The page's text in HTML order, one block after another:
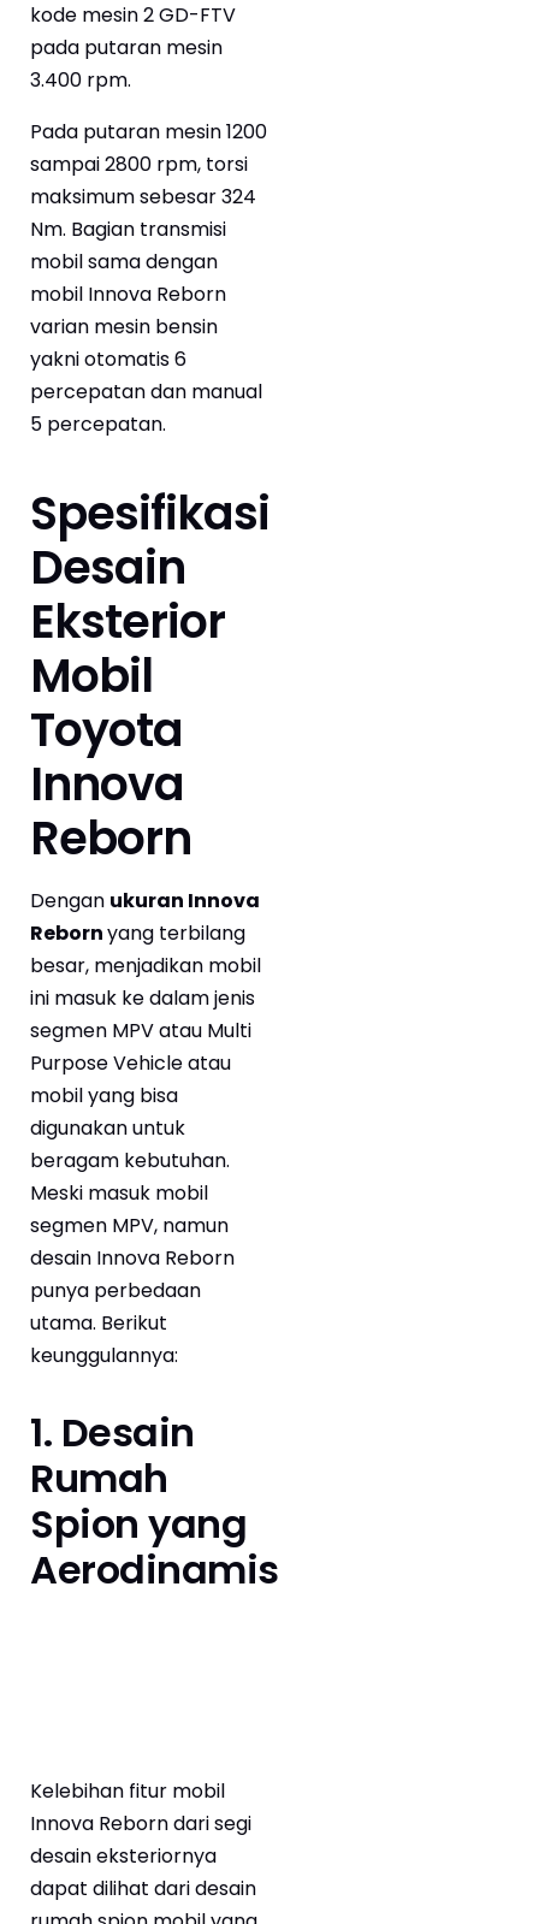
kode mesin 2 GD-FTV
pada putaran mesin
3.400 rpm.
Pada putaran mesin 1200
sampai 2800 rpm, torsi
maksimum sebesar 324
Nm. Bagian transmisi
mobil sama dengan
mobil Innova Reborn
varian mesin bensin
yakni otomatis 6
percepatan dan manual
5 percepatan.
Spesifikasi
Desain
Eksterior
Mobil
Toyota
Innova
Reborn
Dengan ukuran Innova
Rebornyang terbilang
besar, menjadikan mobil
ini masuk ke dalam jenis
segmen MPV atau Multi
Purpose Vehicle atau
mobil yang bisa
digunakan untuk
beragam kebutuhan.
Meski masuk mobil
segmen MPV, namun
desain Innova Reborn
punya perbedaan
utama. Berikut
keunggulannya:
1. Desain
Rumah
Spion yang
Aerodinamis
Kelebihan fitur mobil
Innova Reborn dari segi
desain eksteriornya
dapat dilihat dari desain